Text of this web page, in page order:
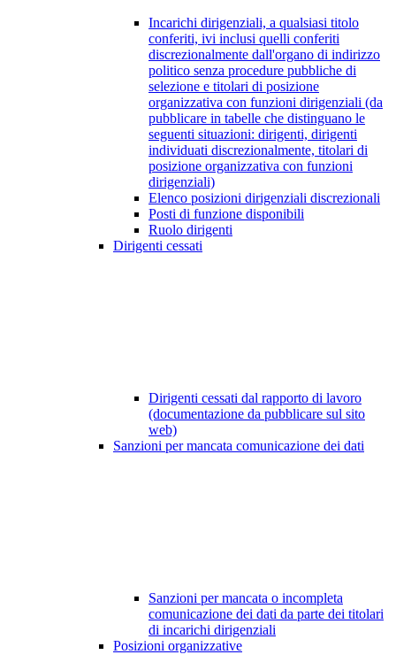
Incarichi dirigenziali, a qualsiasi titolo
conferiti, ivi inclusi quelli conferiti
discrezionalmente dall'organo di indirizzo
politico senza procedure pubbliche di
selezione e titolari di posizione
organizzativa con funzioni dirigenziali (da
pubblicare in tabelle che distinguano le
seguenti situazioni: dirigenti, dirigenti
individuati discrezionalmente, titolari di
posizione organizzativa con funzioni
dirigenziali)
Elenco posizioni dirigenziali discrezionali
Posti di funzione disponibili
Ruolo dirigenti
Dirigenti cessati
Dirigenti cessati dal rapporto di lavoro
(documentazione da pubblicare sul sito
web)
Sanzioni per mancata comunicazione dei dati
Sanzioni per mancata o incompleta
comunicazione dei dati da parte dei titolari
di incarichi dirigenziali
Posizioni organizzative